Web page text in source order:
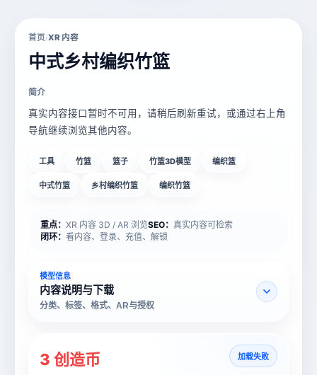
首页/XR 内容
中式乡村编织竹篮
简介
真实内容接口暂时不可用，请稍后刷新重试，或通过右上角
导航继续浏览其他内容。
工具 竹篮 篮子 竹篮3D模型 编织篮
中式竹篮 乡村编织竹篮 编织竹篮
重点： XR 内容 3D / AR 浏览SEO： 真实内容可检索
闭环： 看内容、登录、充值、解锁
模型信息
内容说明与下载
分类、标签、格式、AR与授权
3 创造币 加载失败